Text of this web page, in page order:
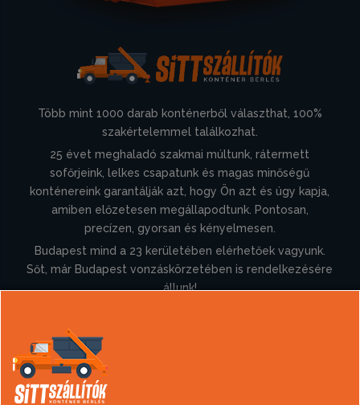
Több mint 1000 darab konténerből választhat, 100%
szakértelemmel találkozhat.
25 évet meghaladó szakmai múltunk, rátermett
sofőrjeink, lelkes csapatunk és magas minőségű
konténereink garantálják azt, hogy Ön azt és úgy kapja,
amiben előzetesen megállapodtunk. Pontosan,
precízen, gyorsan és kényelmesen.
Budapest mind a 23 kerületében elérhetőek vagyunk.
Sőt, már Budapest vonzáskörzetében is rendelkezésére
állunk!